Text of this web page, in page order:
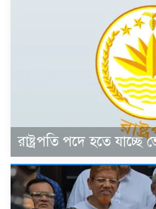
রাষ্ট্রপতি পদে হতে যাচ্ছে